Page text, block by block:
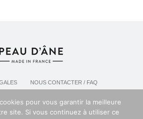
NOUS CONTACTER / FAQ
DE CONFIDENTIALITÉ
pour vous garantir la meilleure
site. Si vous continuez à utiliser ce